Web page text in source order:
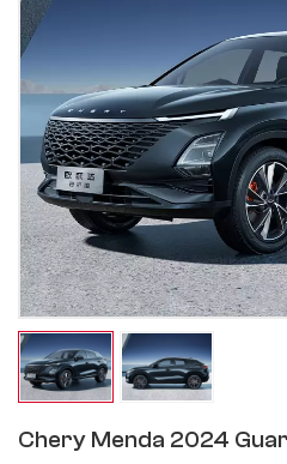
Chery Menda 2024